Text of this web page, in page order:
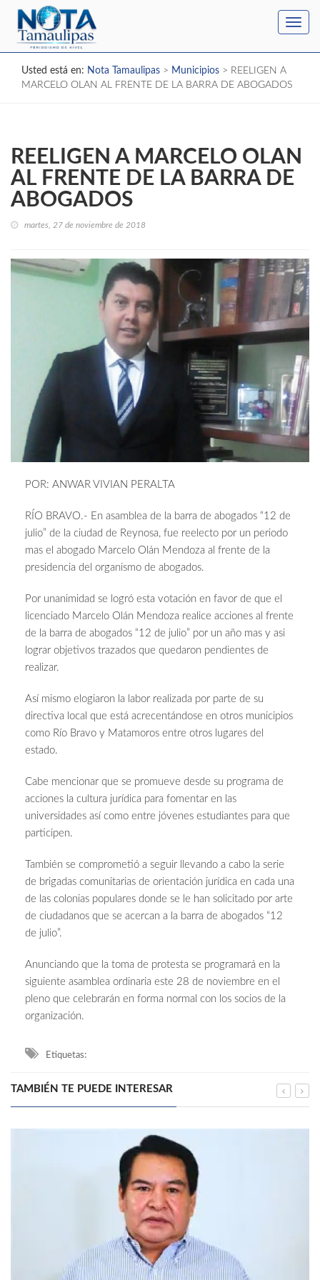
Usted está en: Nota Tamaulipas > Municipios > REELIGEN A
MARCELO OLAN AL FRENTE DE LA BARRA DE ABOGADOS
REELIGEN A MARCELO OLAN
AL FRENTE DE LA BARRA DE
ABOGADOS
martes, 27 de noviembre de 2018
POR: ANWAR VIVIAN PERALTA
RÍO BRAVO.- En asamblea de la barra de abogados “12 de
julio” de la ciudad de Reynosa, fue reelecto por un periodo
mas el abogado Marcelo Olán Mendoza al frente de la
presidencia del organismo de abogados.
Por unanimidad se logró esta votación en favor de que el
licenciado Marcelo Olán Mendoza realice acciones al frente
de la barra de abogados “12 de julio” por un año mas y asi
lograr objetivos trazados que quedaron pendientes de
realizar.
Así mismo elogiaron la labor realizada por parte de su
directiva local que está acrecentándose en otros municipios
como Río Bravo y Matamoros entre otros lugares del
estado.
Cabe mencionar que se promueve desde su programa de
acciones la cultura jurídica para fomentar en las
universidades así como entre jóvenes estudiantes para que
participen.
También se comprometió a seguir llevando a cabo la serie
de brigadas comunitarias de orientación jurídica en cada una
de las colonias populares donde se le han solicitado por arte
de ciudadanos que se acercan a la barra de abogados “12
de julio”.
Anunciando que la toma de protesta se programará en la
siguiente asamblea ordinaria este 28 de noviembre en el
pleno que celebrarán en forma normal con los socios de la
organización.
Etiquetas:
TAMBIÉN TE PUEDE INTERESAR